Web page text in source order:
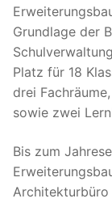
Grundlage der
Platz für 18
drei
sowie zwei
Bis zum
Architekturbüro